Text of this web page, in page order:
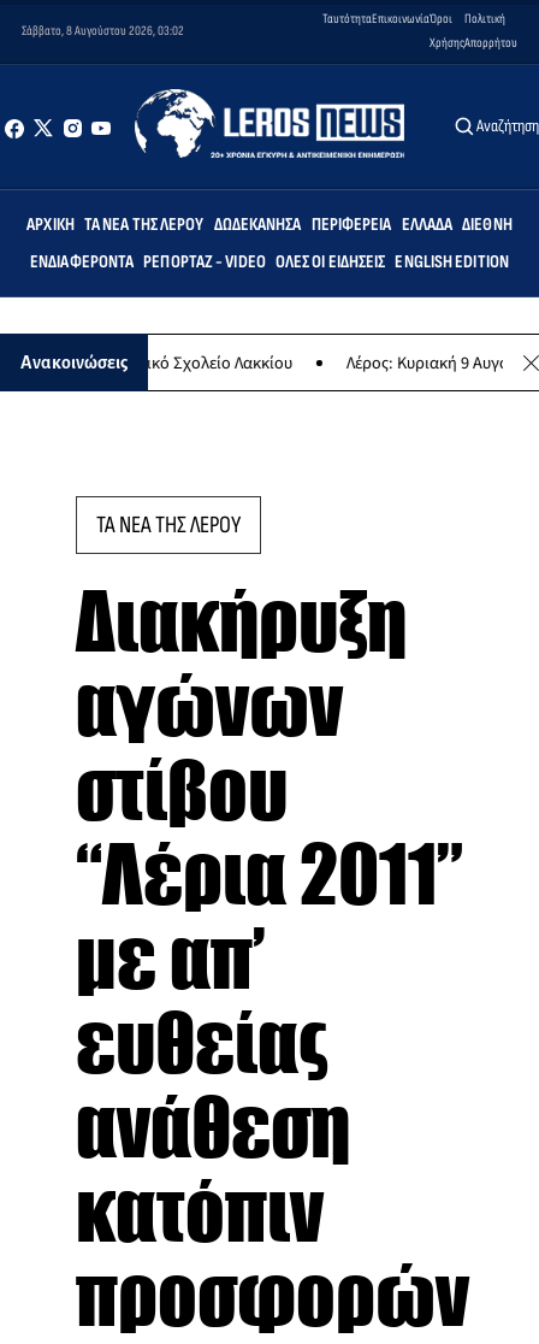
Σάββατο, 8 Αυγούστου 2026, 03:02
ΤαυτότηταΕπικοινωνίαΌροι
Χρήσης
Πολιτική
Απορρήτου
Αναζήτηση
ΑΡΧΙΚΉ ΤΑ ΝΈΑ ΤΗΣ ΛΈΡΟΥ ΔΩΔΕΚΆΝΗΣΑ ΠΕΡΙΦΈΡΕΙΑ ΕΛΛΆΔΑ ΔΙΕΘΝΉ
ΕΝΔΙΑΦΈΡΟΝΤΑ ΡΕΠΟΡΤΆΖ - VIDEO ΌΛΕΣ ΟΙ ΕΙΔΉΣΕΙΣ ENGLISH EDITION
Ανακοινώσεις
στο Δημοτικό Σχολείο Λακκίου Λέρος: Κυριακή 9 Αυγούστου
ΤΑ ΝΕΑ ΤΗΣ ΛΕΡΟΥ
Διακήρυξη
αγώνων
στίβου
“Λέρια 2011”
με απ’
ευθείας
ανάθεση
κατόπιν
προσφορών